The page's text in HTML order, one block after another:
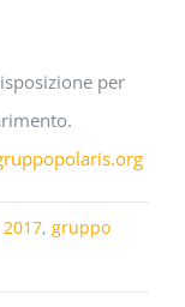
per
2017, gruppo